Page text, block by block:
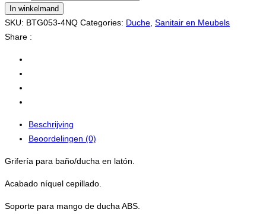
In winkelmand
SKU: BTG053-4NQ Categories: Duche, Sanitair en Meubels
Share :
Beschrijving
Beoordelingen (0)
Grifería para baño/ducha en latón.
Acabado níquel cepillado.
Soporte para mango de ducha ABS.